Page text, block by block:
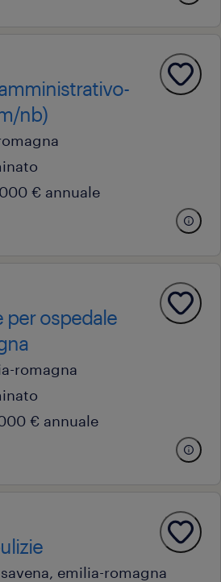
nb)
€ annuale
per ospedale
romagna
€ annuale
emilia-romagna